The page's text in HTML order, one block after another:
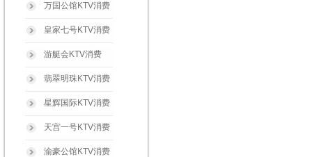
万国公馆KTV消费
皇家七号KTV消费
游艇会KTV消费
翡翠明珠KTV消费
星辉国际KTV消费
天宫一号KTV消费
渝豪公馆KTV消费